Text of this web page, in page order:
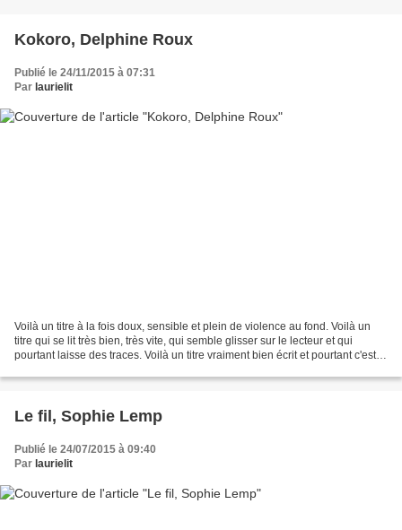
Kokoro, Delphine Roux
Publié le 24/11/2015 à 07:31
Par laurielit
Voilà un titre à la fois doux, sensible et plein de violence au fond. Voilà un
titre qui se lit très bien, très vite, qui semble glisser sur le lecteur et qui
pourtant laisse des traces. Voilà un titre vraiment bien écrit et pourtant c'est
Le fil, Sophie Lemp
Publié le 24/07/2015 à 09:40
Par laurielit